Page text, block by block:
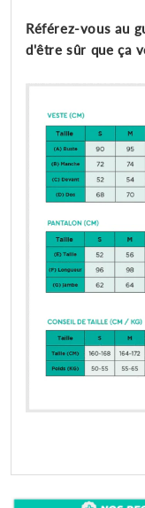
Référez-vous au
d'être sûr que ça